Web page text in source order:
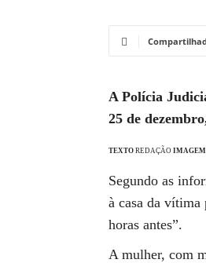
A Polícia
25 de
TEXTO REDAÇÃO IMAGEM
Segundo as
à casa da vítima
horas antes”.
A mulher, com